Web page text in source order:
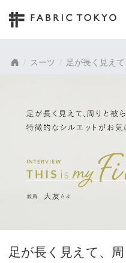
スーツ 足が長く見え
足が長く見えて、